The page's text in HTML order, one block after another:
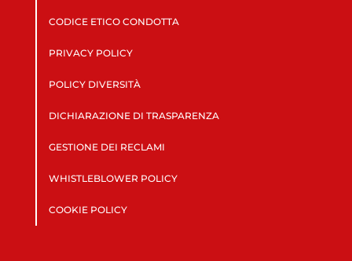
CODICE ETICO CONDOTTA
PRIVACY POLICY
POLICY DIVERSITÀ
DICHIARAZIONE DI TRASPARENZA
GESTIONE DEI RECLAMI
WHISTLEBLOWER POLICY
COOKIE POLICY